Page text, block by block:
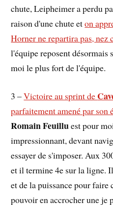
chute, Leipheimer a perdu
raison d'une chute eton
Horner ne repartira pas, nez
l'équipe reposent
moi le plus fort de l'équipe.
3 –Victoire au sprint de
parfaitement amené par
Romain Feuilluest pour
impressionnant, devant
essayer de s'imposer. Aux
et il termine 4e sur la ligne.
et de la puissance pour
pouvoir en accrocher une je